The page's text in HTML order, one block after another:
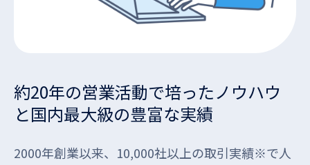
約20年の営業活動で培ったノウハウ
と国内最大級の豊富な実績
2000年創業以来、10,000社以上の取引実績※で人